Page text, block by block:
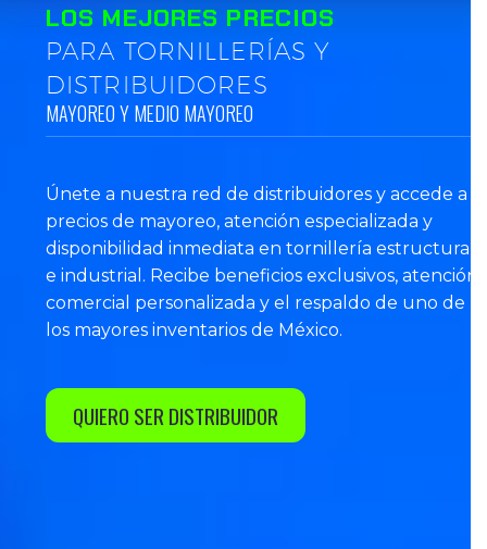
LOS MEJORES PRECIOS
PARA TORNILLERÍAS Y
DISTRIBUIDORES
MAYOREO Y MEDIO MAYOREO
Únete a nuestra red de distribuidores y accede a
precios de mayoreo, atención especializada y
disponibilidad inmediata en tornillería estructural
e industrial. Recibe beneficios exclusivos, atención
comercial personalizada y el respaldo de uno de
los mayores inventarios de México.
QUIERO SER DISTRIBUIDOR